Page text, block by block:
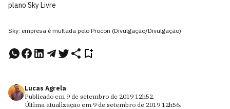
plano Sky Livre
Sky: empresa é multada pelo Procon (Divulgação/Divulgação)
Lucas Agrela
Publicado em 9 de setembro de 2019 12h52.
Última atualização em 9 de setembro de 2019 12h56.